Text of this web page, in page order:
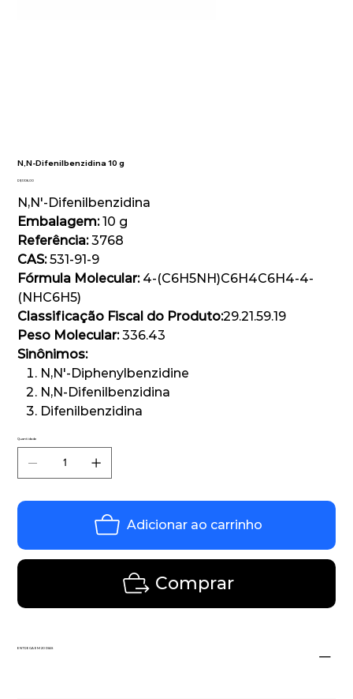
N,N-Difenilbenzidina 10 g
Preço
R$ 1.106,00
N,N'-Difenilbenzidina
Embalagem:10 g
Referência:3768
CAS:531-91-9
Fórmula Molecular:4-(C6H5NH)C6H4C6H4-4-
(NHC6H5)
Classificação Fiscal do Produto:29.21.59.19
Peso Molecular:336.43
Sinônimos:
N,N'-Diphenylbenzidine
N,N-Difenilbenzidina
Difenilbenzidina
Quantidade
Adicionar ao carrinho
Comprar
ENTREGA EM 20 DIAS